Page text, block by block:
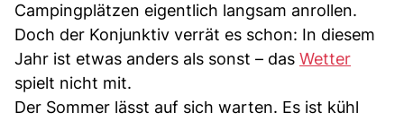
Campingplätzen eigentlich langsam anrollen.
Doch der Konjunktiv verrät es schon: In diesem
Jahr ist etwas anders als sonst – das Wetter
spielt nicht mit.
Der Sommer lässt auf sich warten. Es ist kühl